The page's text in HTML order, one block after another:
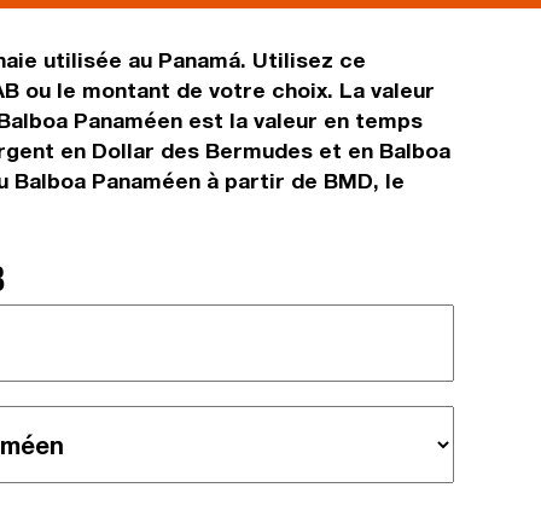
utilisée au Panamá. Utilisez ce
ou le montant de votre choix. La valeur
Panaméen est la valeur en temps
en Dollar des Bermudes et en Balboa
Panaméen à partir de BMD, le